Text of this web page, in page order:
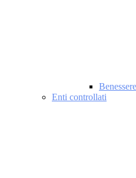
Enti controllati